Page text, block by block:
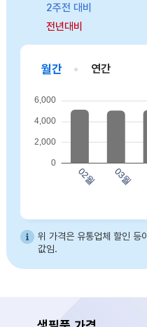
2주전 대비
전년대비
2주전 대비
전년대비
2주전 대비
전년대비
2주전 대비
전년대비
2주전 대비
전년대비
월간 연간
위 가격은 유통업체 할인 등
값임.